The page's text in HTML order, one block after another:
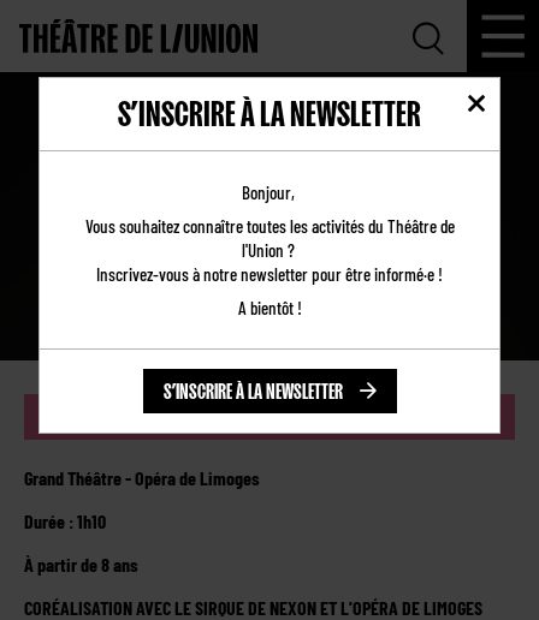
LA CHUTE DES ANGES
RÉSERVER
Grand Théâtre - Opéra de Limoges
Durée : 1h10
À partir de 8 ans
CORÉALISATION AVEC LE SIRQUE DE NEXON ET L'OPÉRA DE LIMOGES
S’INSCRIRE À LA NEWSLETTER
Bonjour,
Vous souhaitez connaître toutes les activités du Théâtre de
l'Union ?
Inscrivez-vous à notre newsletter pour être informé·e !
A bientôt !
S’INSCRIRE À LA NEWSLETTER